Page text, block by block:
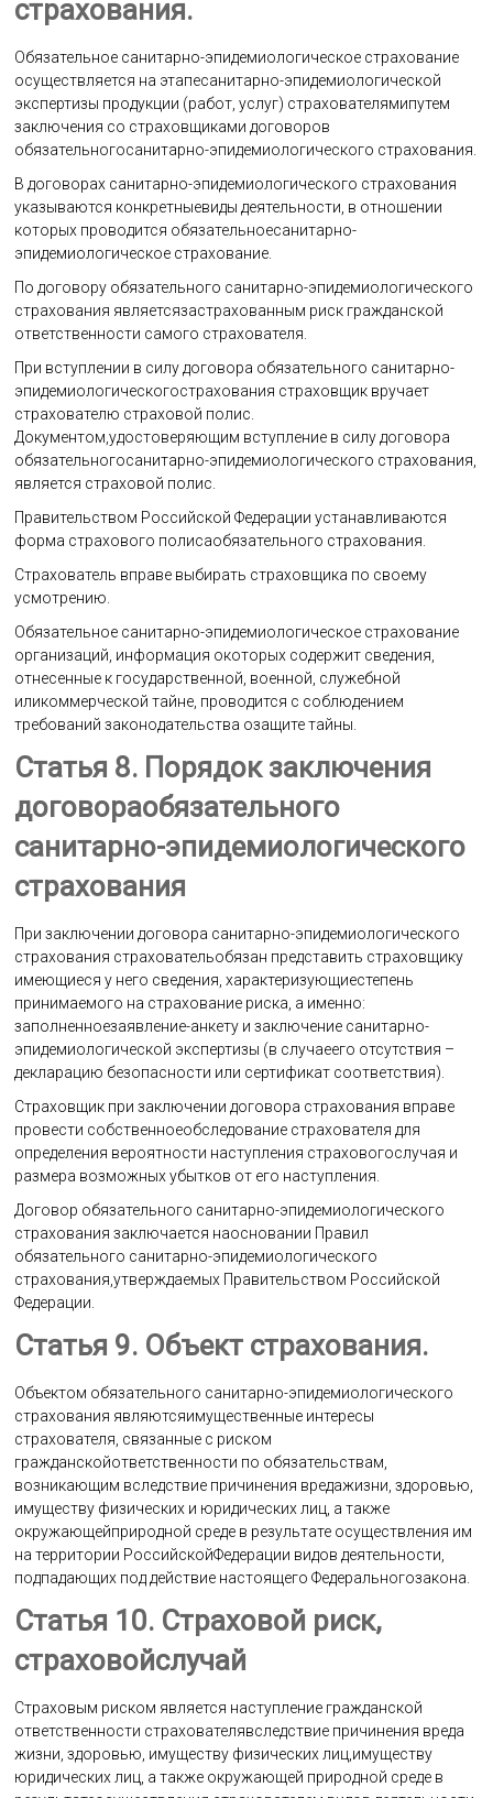
страхования.
Обязательное санитарно-эпидемиологическое страхование
осуществляется на этапесанитарно-эпидемиологической
экспертизы продукции (работ, услуг) страхователямипутем
заключения со страховщиками договоров
обязательногосанитарно-эпидемиологического страхования.
В договорах санитарно-эпидемиологического страхования
указываются конкретныевиды деятельности, в отношении
которых проводится обязательноесанитарно-
эпидемиологическое страхование.
По договору обязательного санитарно-эпидемиологического
страхования являетсязастрахованным риск гражданской
ответственности самого страхователя.
При вступлении в силу договора обязательного санитарно-
эпидемиологическогострахования страховщик вручает
страхователю страховой полис.
Документом,удостоверяющим вступление в силу договора
обязательногосанитарно-эпидемиологического страхования,
является страховой полис.
Правительством Российской Федерации устанавливаются
форма страхового полисаобязательного страхования.
Страхователь вправе выбирать страховщика по своему
усмотрению.
Обязательное санитарно-эпидемиологическое страхование
организаций, информация окоторых содержит сведения,
отнесенные к государственной, военной, служебной
иликоммерческой тайне, проводится с соблюдением
требований законодательства озащите тайны.
Статья 8. Порядок заключения
договораобязательного
санитарно-эпидемиологического
страхования
При заключении договора санитарно-эпидемиологического
страхования страховательобязан представить страховщику
имеющиеся у него сведения, характеризующиестепень
принимаемого на страхование риска, а именно:
заполненноезаявление-анкету и заключение санитарно-
эпидемиологической экспертизы (в случаеего отсутствия –
декларацию безопасности или сертификат соответствия).
Страховщик при заключении договора страхования вправе
провести собственноеобследование страхователя для
определения вероятности наступления страховогослучая и
размера возможных убытков от его наступления.
Договор обязательного санитарно-эпидемиологического
страхования заключается наосновании Правил
обязательного санитарно-эпидемиологического
страхования,утверждаемых Правительством Российской
Федерации.
Статья 9. Объект страхования.
Объектом обязательного санитарно-эпидемиологического
страхования являютсяимущественные интересы
страхователя, связанные с риском
гражданскойответственности по обязательствам,
возникающим вследствие причинения вредажизни, здоровью,
имуществу физических и юридических лиц, а также
окружающейприродной среде в результате осуществления им
на территории РоссийскойФедерации видов деятельности,
подпадающих под действие настоящего Федеральногозакона.
Статья 10. Страховой риск,
страховойслучай
Страховым риском является наступление гражданской
ответственности страхователявследствие причинения вреда
жизни, здоровью, имуществу физических лиц,имуществу
юридических лиц, а также окружающей природной среде в